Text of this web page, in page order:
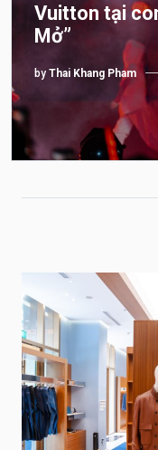
Vuitton tại
Mở”
by Thai Khang Pham